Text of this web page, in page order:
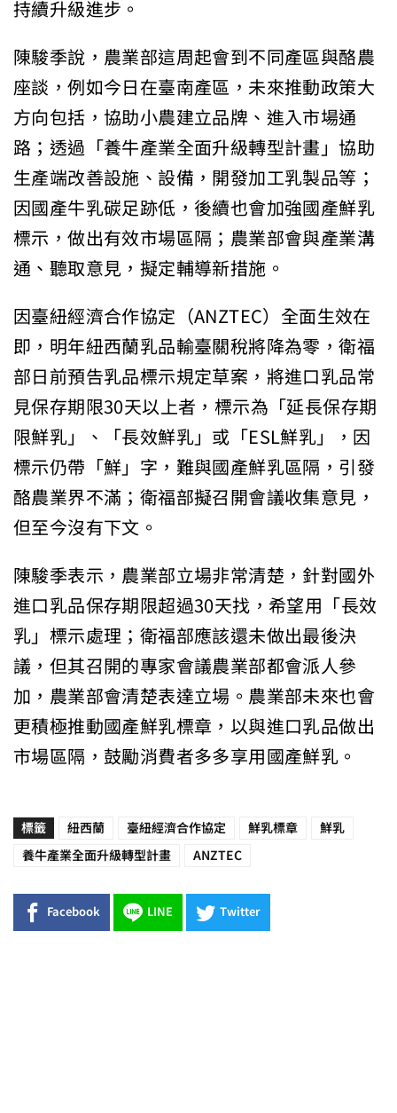
陳駿季說，農業部這周起會到不同產區與酪農
座談，例如今日在臺南產區，未來推動政策大
方向包括，協助小農建立品牌、進入市場通
路；透過「養牛產業全面升級轉型計畫」協助
生產端改善設施、設備，開發加工乳製品等；
因國產牛乳碳足跡低，後續也會加強國產鮮乳
標示，做出有效市場區隔；農業部會與產業溝
通、聽取意見，擬定輔導新措施。
因臺紐經濟合作協定（ANZTEC）全面生效在
即，明年紐西蘭乳品輸臺關稅將降為零，衛福
部日前預告乳品標示規定草案，將進口乳品常
見保存期限30天以上者，標示為「延長保存期
限鮮乳」、「長效鮮乳」或「ESL鮮乳」，因
標示仍帶「鮮」字，難與國產鮮乳區隔，引發
酪農業界不滿；衛福部擬召開會議收集意見，
但至今沒有下文。
陳駿季表示，農業部立場非常清楚，針對國外
進口乳品保存期限超過30天找，希望用「長效
乳」標示處理；衛福部應該還未做出最後決
議，但其召開的專家會議農業部都會派人參
加，農業部會清楚表達立場。農業部未來也會
更積極推動國產鮮乳標章，以與進口乳品做出
市場區隔，鼓勵消費者多多享用國產鮮乳。
標籤 紐西蘭 臺紐經濟合作協定 鮮乳標章 鮮乳
養牛產業全面升級轉型計畫 ANZTEC
Facebook LINE Twitter